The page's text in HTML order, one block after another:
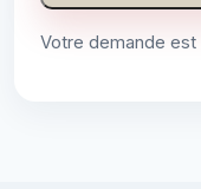
Votre demande est